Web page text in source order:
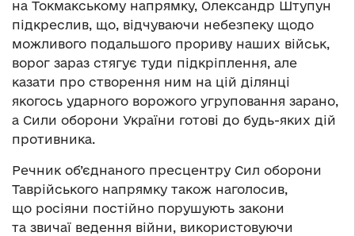
на Токмакському напрямку, Олександр Штупун
підкреслив, що, відчуваючи небезпеку щодо
можливого подальшого прориву наших військ,
ворог зараз стягує туди підкріплення, але
казати про створення ним на цій ділянці
якогось ударного ворожого угруповання зарано,
а Сили оборони України готові до будь-яких дій
противника.
Речник об’єднаного пресцентру Сил оборони
Таврійського напрямку також наголосив,
що росіяни постійно порушують закони
та звичаї ведення війни, використовуючи